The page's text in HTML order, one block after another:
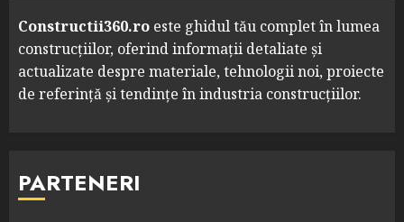
Constructii360.ro este ghidul tău complet în lumea
construcțiilor, oferind informații detaliate și
actualizate despre materiale, tehnologii noi, proiecte
de referință și tendințe în industria construcțiilor.
PARTENERI